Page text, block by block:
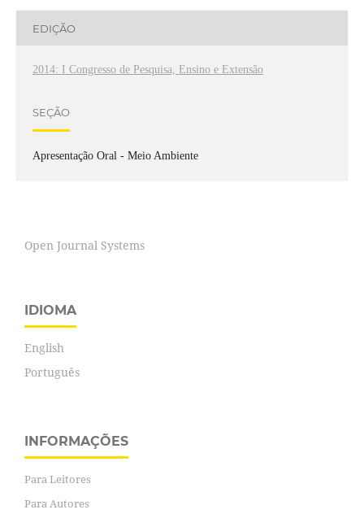
EDIÇÃO
2014: I Congresso de Pesquisa, Ensino e Extensão
SEÇÃO
Apresentação Oral - Meio Ambiente
Open Journal Systems
IDIOMA
English
Português
INFORMAÇÕES
Para Leitores
Para Autores